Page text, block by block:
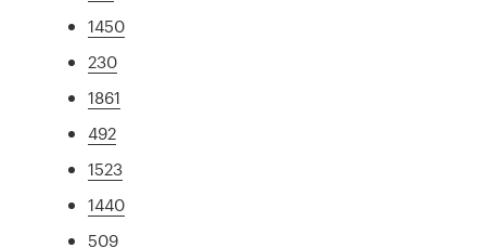
1450
230
1861
492
1523
1440
509